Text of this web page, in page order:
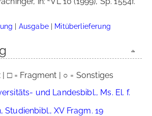
| Ausgabe| Mitüberlieferung
| □ = Fragment | ○ = Sonstiges
und Landesbibl., Ms. El. f.
Studienbibl., XV Fragm. 19